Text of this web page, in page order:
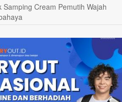
Samping Cream Pemutih Wajah